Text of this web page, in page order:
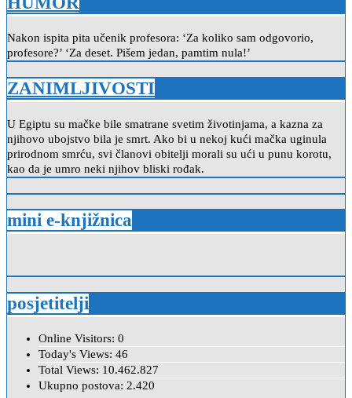
Nakon ispita pita učenik profesora: ‘Za koliko sam odgovorio,
profesore?’ ‘Za deset. Pišem jedan, pamtim nula!’
ZANIMLJIVOSTI
U Egiptu su mačke bile smatrane svetim životinjama, a kazna za
njihovo ubojstvo bila je smrt. Ako bi u nekoj kući mačka uginula
prirodnom smrću, svi članovi obitelji morali su ući u punu korotu,
kao da je umro neki njihov bliski rođak.
mini e-knjižnica
posjetitelji
Online Visitors: 0
Today's Views: 46
Total Views: 10.462.827
Ukupno postova: 2.420